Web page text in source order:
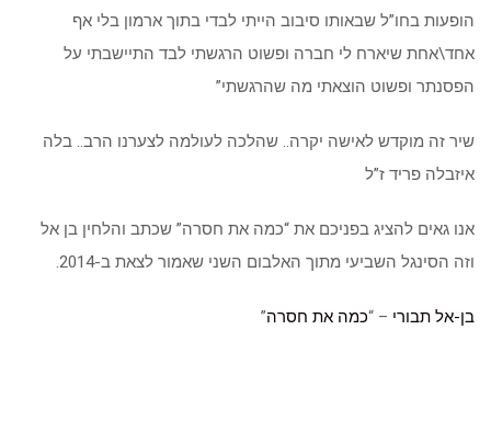
הופעות בחו”ל שבאותו סיבוב הייתי לבדי בתוך ארמון בלי אף
אחד\אחת שיארח לי חברה ופשוט הרגשתי לבד התיישבתי על
הפסנתר ופשוט הוצאתי מה שהרגשתי”
שיר זה מוקדש לאישה יקרה.. שהלכה לעולמה לצערנו הרב.. בלה
איזבלה פריד ז”ל
אנו גאים להציג בפניכם את “כמה את חסרה” שכתב והלחין בן אל
וזה הסינגל השביעי מתוך האלבום השני שאמור לצאת ב-2014.
בן-אל תבורי – “כמה את חסרה”